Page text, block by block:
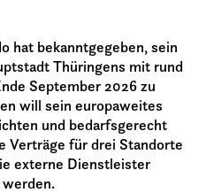
hat bekanntgegeben, sein
Thüringens mit rund
September 2026 zu
will sein europaweites
und bedarfsgerecht
Verträge für drei Standorte
externe Dienstleister